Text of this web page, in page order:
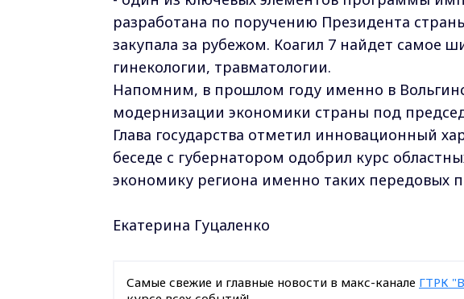
разработана по поручению Президента
закупала за рубежом. Коагил 7 найдет самое
гинекологии, травматологии.
Напомним, в прошлом году именно в
модернизации экономики страны под
Глава государства отметил инновационный
беседе с губернатором одобрил курс
экономику региона именно таких передовых
Екатерина Гуцаленко
Самые свежие и главные новости в макс-канале ГТРК